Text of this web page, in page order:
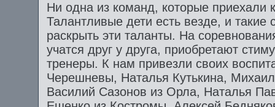
Ни одна из команд, которые приехали
Талантливые дети есть везде, и такие
раскрыть эти таланты. На
учатся друг у друга, приобретают
тренеры. К нам привезли своих
Черешневы, Наталья Кутькина,
Василий Сазонов из Орла, Наталья